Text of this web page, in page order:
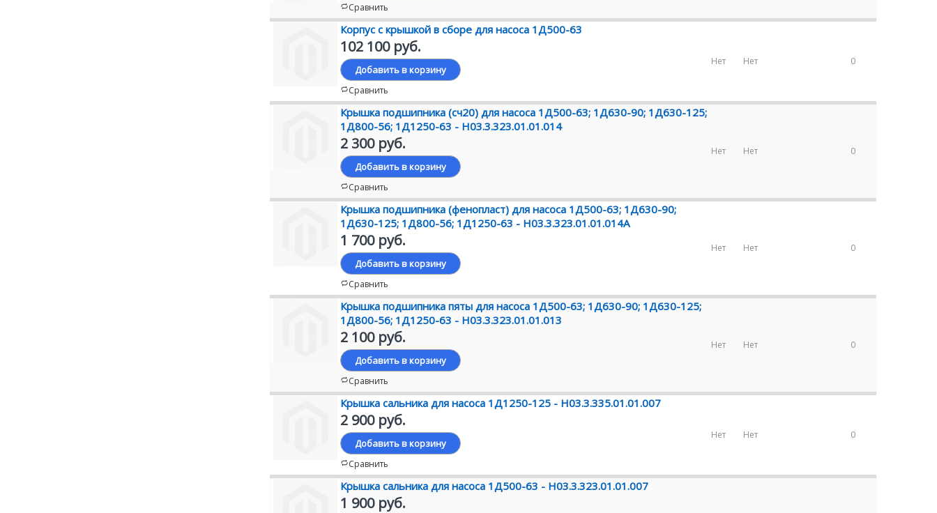
Сравнить
Корпус с крышкой в сборе для насоса 1Д500-63
102 100 руб.
Добавить в корзину
Сравнить
Нет Нет 0
Крышка подшипника (сч20) для насоса 1Д500-63; 1Д630-90; 1Д630-125;
1Д800-56; 1Д1250-63 - Н03.3.323.01.01.014
2 300 руб.
Добавить в корзину
Сравнить
Нет Нет 0
Крышка подшипника (фенопласт) для насоса 1Д500-63; 1Д630-90;
1Д630-125; 1Д800-56; 1Д1250-63 - Н03.3.323.01.01.014А
1 700 руб.
Добавить в корзину
Сравнить
Нет Нет 0
Крышка подшипника пяты для насоса 1Д500-63; 1Д630-90; 1Д630-125;
1Д800-56; 1Д1250-63 - Н03.3.323.01.01.013
2 100 руб.
Добавить в корзину
Сравнить
Нет Нет 0
Крышка сальника для насоса 1Д1250-125 - Н03.3.335.01.01.007
2 900 руб.
Добавить в корзину
Сравнить
Нет Нет 0
Крышка сальника для насоса 1Д500-63 - Н03.3.323.01.01.007
1 900 руб.